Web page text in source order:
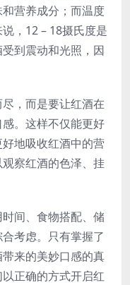
营养成分；而温度
，12 – 18摄氏度是
到震动和光照，因
，而是要让红酒在
。这样不仅能更好
地吸收红酒中的营
察红酒的色泽、挂
间、食物搭配、储
考虑。只有掌握了
来的美妙口感的真
正确的方式开启红